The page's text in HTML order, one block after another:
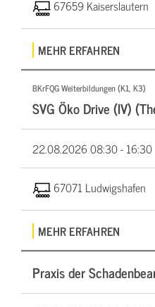
67659 Kaiserslautern
MEHR ERFAHREN
BKrFQG Weiterbildungen (K1, K3)
SVG Öko Drive (IV)
22.08.202608:30 - 16:30
67071 Ludwigshafen
MEHR ERFAHREN
Praxis der